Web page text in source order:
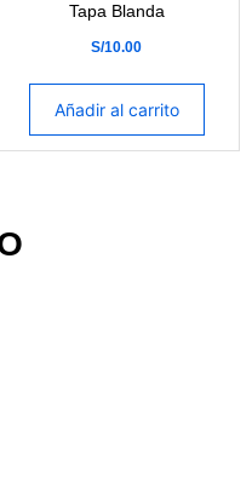
Tapa Blanda
S/10.00
Añadir al carrito